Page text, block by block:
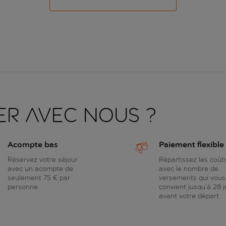
avec nous ?
Acompte bas
Réservez votre séjour
avec un acompte de
seulement 75 € par
personne
Paiement flexible
Répartissez les
avec le nombre de
versements qui vous
convient jusqu’à 28
avant votre départ